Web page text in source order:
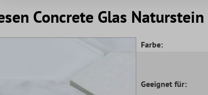
Concrete Glas Naturstein
Farbe:
Geeignet für: